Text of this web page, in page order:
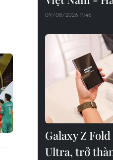
09/08/2026 11:46
Galaxy Z
Ultra, trở